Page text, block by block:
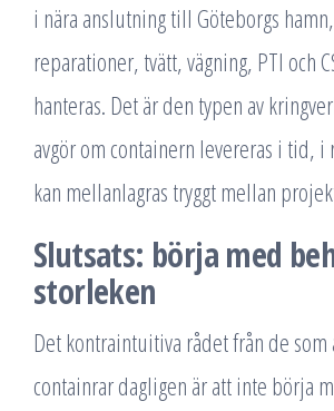
i nära anslutning till Göteborgs
reparationer, tvätt, vägning, PTI och
hanteras. Det är den typen av
avgör om containern levereras i tid, i
kan mellanlagras tryggt mellan
Slutsats: börja med
storleken
Det kontraintuitiva rådet från de
containrar dagligen är att inte börja